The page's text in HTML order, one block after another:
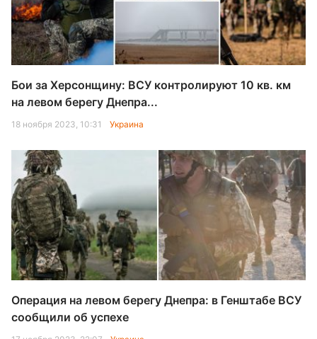
Бои за Херсонщину: ВСУ контролируют 10 кв. км
на левом берегу Днепра...
18 ноября 2023, 10:31 Украина
Операция на левом берегу Днепра: в Генштабе ВСУ
сообщили об успехе